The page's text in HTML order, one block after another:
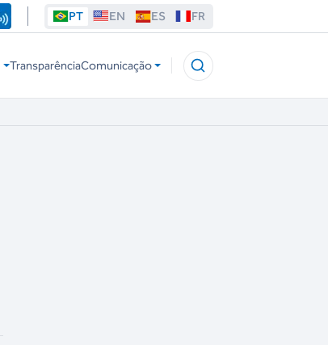
PT EN ES FR
TransparênciaComunicação